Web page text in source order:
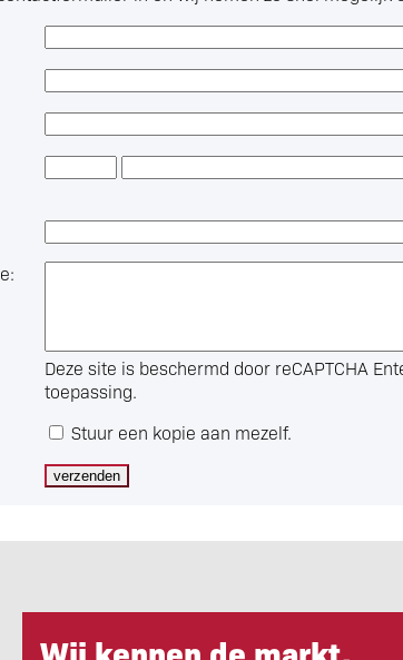
Deze site is beschermd door reCAPTCHA
toepassing.
Stuur een kopie aan mezelf.